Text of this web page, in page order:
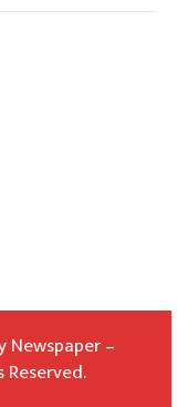
Newspaper –
Reserved.